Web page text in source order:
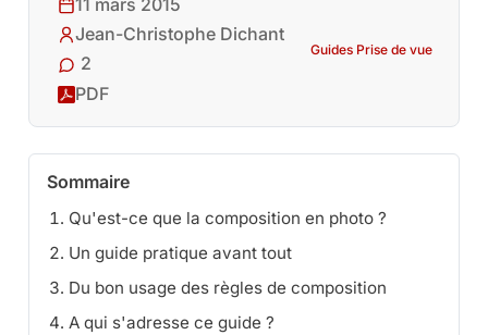
11 mars 2015
Jean-Christophe Dichant
2
PDF
Guides Prise de vue
Sommaire
Qu'est-ce que la composition en photo ?
Un guide pratique avant tout
Du bon usage des règles de composition
A qui s'adresse ce guide ?